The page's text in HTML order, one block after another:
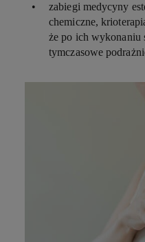
zabiegi medycyny
chemiczne,
że po ich wykonaniu
tymczasowe